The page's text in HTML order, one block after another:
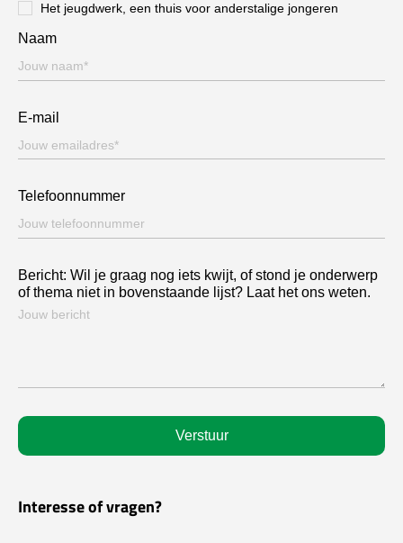
Het jeugdwerk, een thuis voor anderstalige jongeren
Naam
E-mail
Telefoonnummer
Bericht: Wil je graag nog iets kwijt, of stond je onderwerp
of thema niet in bovenstaande lijst? Laat het ons weten.
Interesse of vragen?